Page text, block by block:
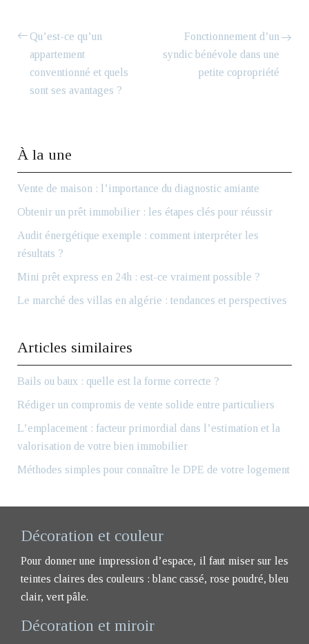
Qu’est-ce qu’un
appartement
conventionné et quels
sont ses avantages ?
Fonctionnement d’un
syndic bénévole dans une
petite copropriété
À la une
Vente de maison : l’importance du diagnostic amiante
Obtenir un prêt immobilier : les étapes clés pour réussir
Audit énergétique exemple : comment interpréter les
résultats ?
Mini prêt express en 24h : est-ce vraiment possible ?
Le marché des villas en algérie : tendances et perspectives
Articles similaires
Bails ou baux : quelle est la forme correcte ?
Rédiger un compromis de vente solide entre particuliers
L’emplacement : facteur primordial dans l’estimation et la
valorisation de votre bien immobilier
Méthodes simples pour connaître le DPE de votre logement
Décoration et couleur
Pour donner une impression d’espace, il faut miser sur les
teintes claires des couleurs : blanc cassé, rose poudré, bleu
clair, vert pâle.
Décoration et miroir